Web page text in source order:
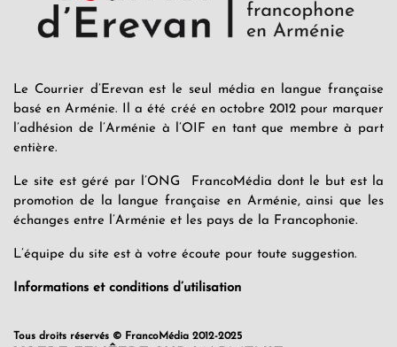
Le Courrier d’Erevan est le seul média en langue française
basé en Arménie. Il a été créé en octobre 2012 pour marquer
l’adhésion de l’Arménie à l’OIF en tant que membre à part
entière.
Le site est géré par l’ONG FrancoMédia dont le but est la
promotion de la langue française en Arménie, ainsi que les
échanges entre l’Arménie et les pays de la Francophonie.
L’équipe du site est à votre écoute pour toute suggestion.
Informations et conditions d’utilisation
Tous droits réservés © FrancoMédia 2012-2025